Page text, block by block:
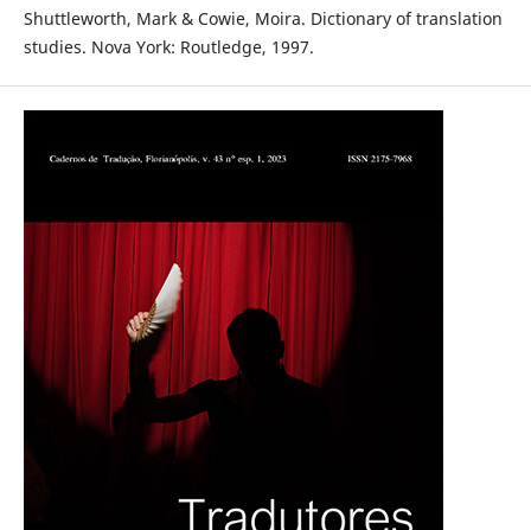
Shuttleworth, Mark & Cowie, Moira. Dictionary of translation
studies. Nova York: Routledge, 1997.